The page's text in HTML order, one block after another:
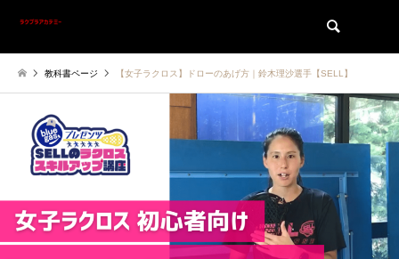
教科書ページ 【女子ラクロス】ドローのあげ方｜鈴木理沙選手【SELL】